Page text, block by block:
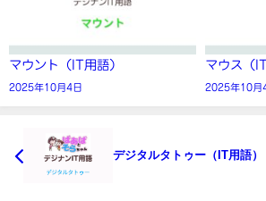
マウント（IT用語）
2025年10月4日
マウス（
2025年10月
デジタルタトゥー（IT用語）